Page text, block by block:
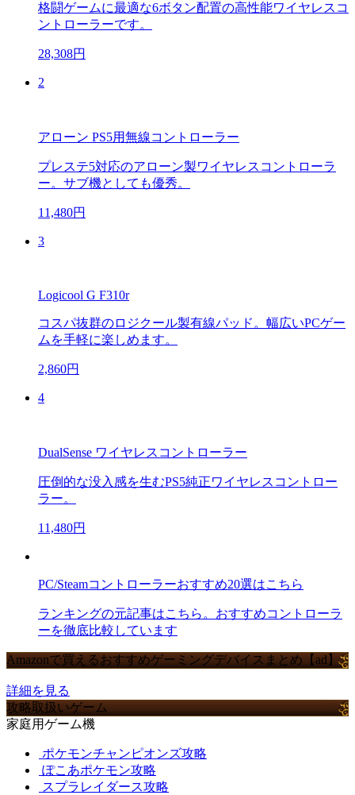
格闘ゲームに最適な6ボタン配置の高性能ワイヤレスコ
ントローラーです。
28,308円
2
アローン PS5用無線コントローラー
プレステ5対応のアローン製ワイヤレスコントローラ
ー。サブ機としても優秀。
11,480円
3
Logicool G F310r
コスパ抜群のロジクール製有線パッド。幅広いPCゲー
ムを手軽に楽しめます。
2,860円
4
DualSense ワイヤレスコントローラー
圧倒的な没入感を生むPS5純正ワイヤレスコントロー
ラー。
11,480円
PC/Steamコントローラーおすすめ20選はこちら
ランキングの元記事はこちら。おすすめコントローラ
ーを徹底比較しています
Amazonで買えるおすすめゲーミングデバイスまとめ【ad】
詳細を見る
攻略取扱いゲーム
家庭用ゲーム機
ポケモンチャンピオンズ攻略
ぽこあポケモン攻略
スプラレイダース攻略